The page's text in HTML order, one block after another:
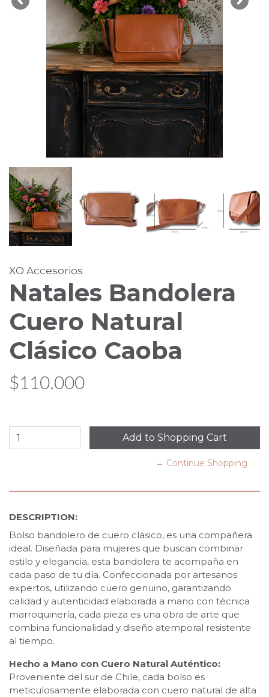
Previous Next
XO Accesorios
Natales Bandolera
Cuero Natural
Clásico Caoba
$110.000
← Continue Shopping
DESCRIPTION:
Bolso bandolero de cuero clásico, es una compañera
ideal. Diseñada para mujeres que buscan combinar
estilo y elegancia, esta bandolera te acompaña en
cada paso de tu día. Confeccionada por artesanos
expertos, utilizando cuero genuino, garantizando
calidad y autenticidad elaborada a mano con técnica
marroquinería, cada pieza es una obra de arte que
combina funcionalidad y diseño atemporal resistente
al tiempo.
Hecho a Mano con Cuero Natural Auténtico:
Proveniente del sur de Chile, cada bolso es
meticulosamente elaborada con cuero natural de alta